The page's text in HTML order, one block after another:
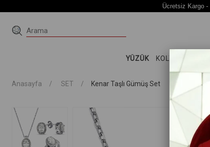
Ücretsiz Kargo -
YÜZÜK KOLYE
Anasayfa SET Kenar Taşlı Gümüş Set